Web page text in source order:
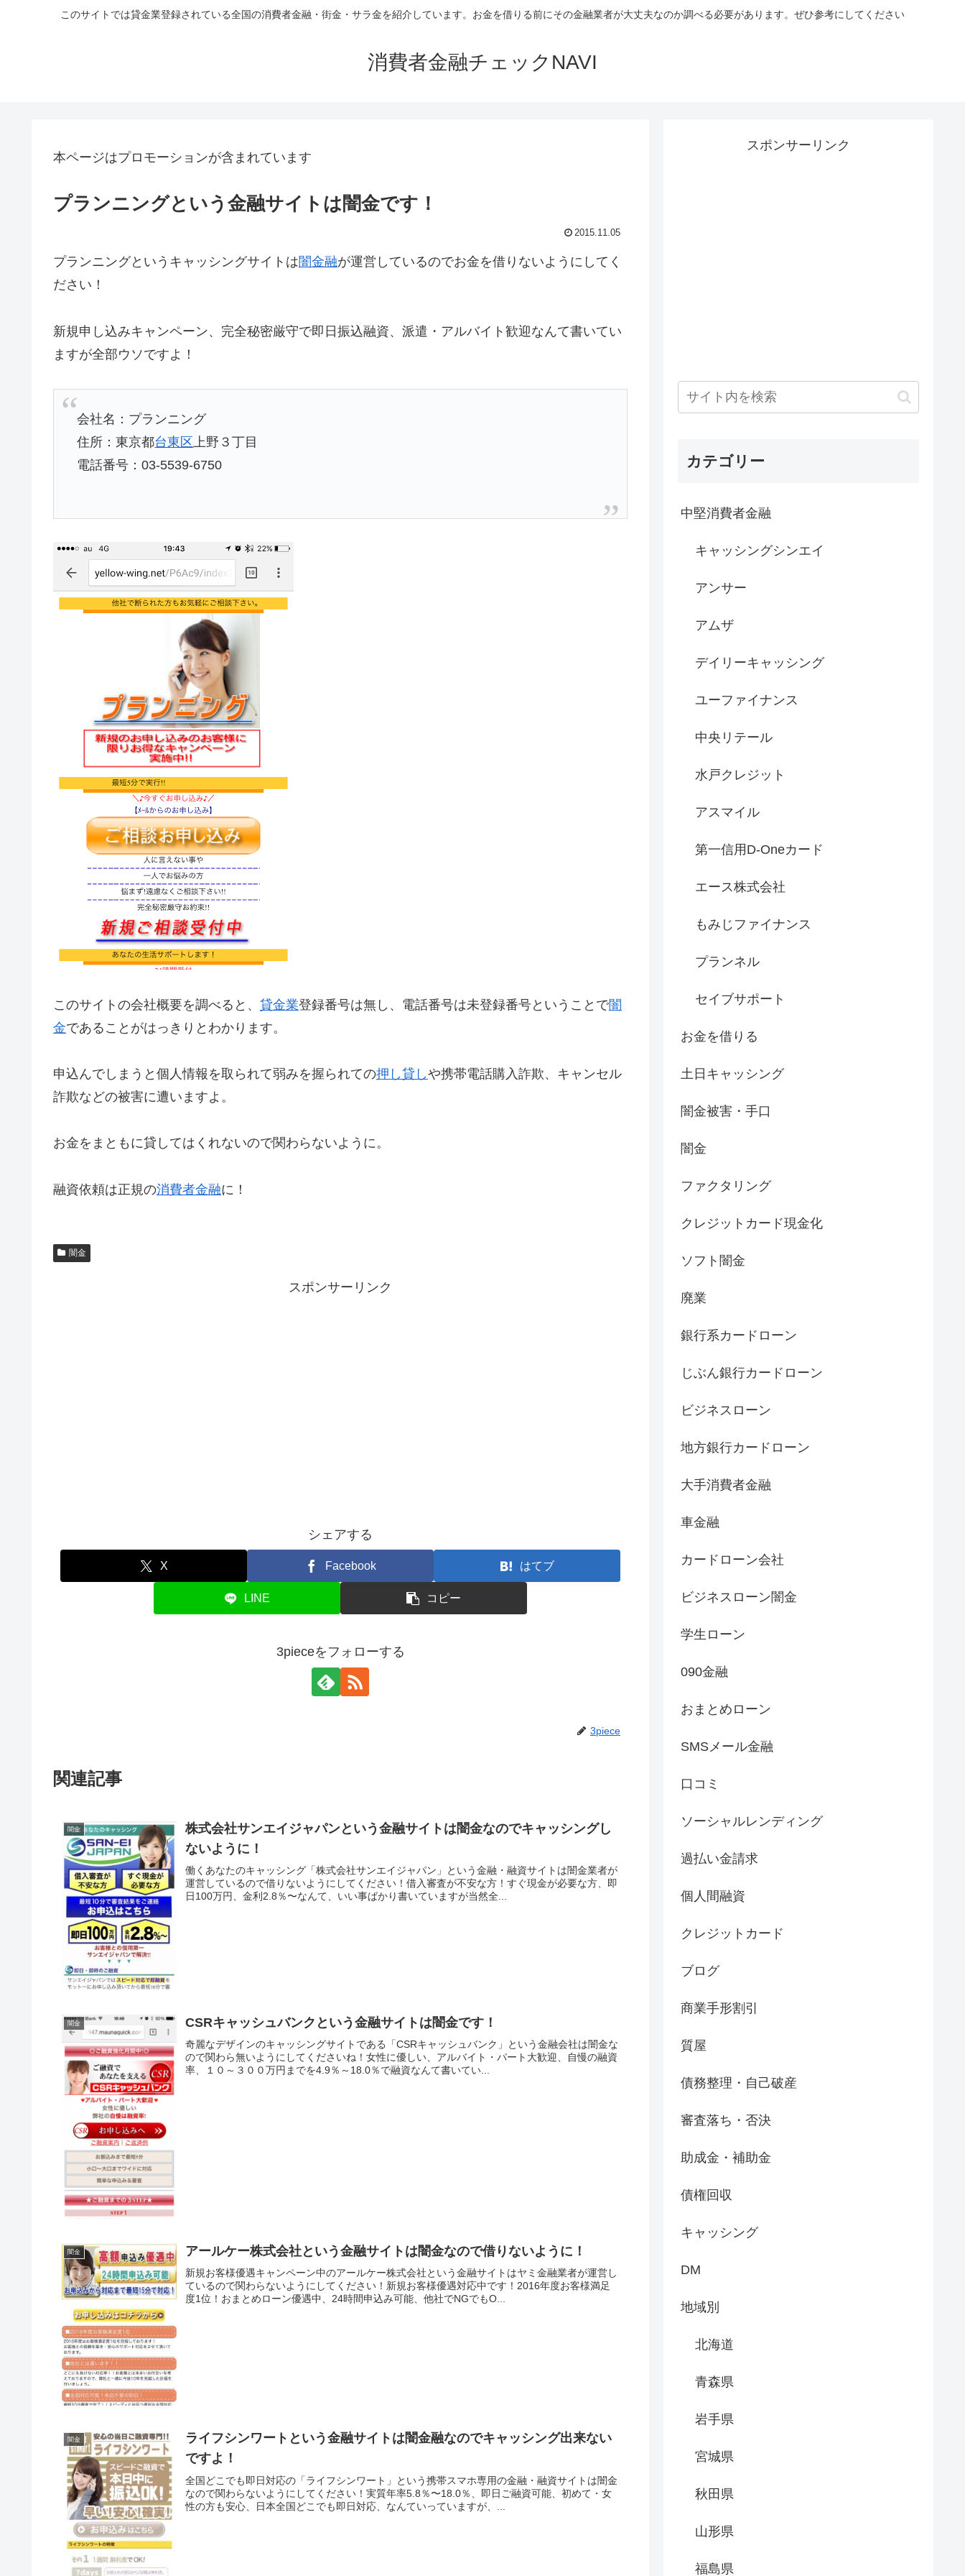
このサイトでは貸金業登録されている全国の消費者金融・街金・サラ金を紹介しています。お金を借りる前にその金融業者が大丈夫なのか調べる必要があります。ぜひ参考にしてください
消費者金融チェックNAVI
本ページはプロモーションが含まれています
プランニングという金融サイトは闇金です！
2015.11.05
プランニングというキャッシングサイトは闇金融が運営しているのでお金を借りないようにしてく
ださい！
新規申し込みキャンペーン、完全秘密厳守で即日振込融資、派遣・アルバイト歓迎なんて書いてい
ますが全部ウソですよ！
会社名：プランニング
住所：東京都台東区上野３丁目
電話番号：03-5539-6750
このサイトの会社概要を調べると、 貸金業登録番号は無し、電話番号は未登録番号ということで闇
金であることがはっきりとわかります。
申込んでしまうと個人情報を取られて弱みを握られての押し貸しや携帯電話購入詐欺、キャンセル
詐欺などの被害に遭いますよ。
お金をまともに貸してはくれないので関わらないように。
融資依頼は正規の消費者金融に！
闇金
スポンサーリンク
シェアする
X Facebook はてブ
LINE コピー
3pieceをフォローする
3piece
関連記事
闇金
株式会社サンエイジャパンという金融サイトは闇金なのでキャッシングし
ないように！
働くあなたのキャッシング「株式会社サンエイジャパン」という金融・融資サイトは闇金業者が
運営しているので借りないようにしてください！借入審査が不安な方！すぐ現金が必要な方、即
日100万円、金利2.8％〜なんて、いい事ばかり書いていますが当然全...
闇金 CSRキャッシュバンクという金融サイトは闇金です！
奇麗なデザインのキャッシングサイトである「CSRキャッシュバンク」という金融会社は闇金な
ので関わら無いようにしてくださいね！女性に優しい、アルバイト・パート大歓迎、自慢の融資
率、１０～３００万円までを4.9％～18.0％で融資なんて書いてい...
闇金 アールケー株式会社という金融サイトは闇金なので借りないように！
新規お客様優遇キャンペーン中のアールケー株式会社という金融サイトはヤミ金融業者が運営し
ているので関わらないようにしてください！新規お客様優遇対応中です！2016年度お客様満足
度1位！おまとめローン優遇中、24時間申込み可能、他社でNGでもO...
闇金
ライフシンワートという金融サイトは闇金融なのでキャッシング出来ない
ですよ！
全国どこでも即日対応の「ライフシンワート」という携帯スマホ専用の金融・融資サイトは闇金
なので関わらないようにしてください！実質年率5.8％〜18.0％、即日ご融資可能、初めて・女
性の方も安心、日本全国どこでも即日対応、なんていっていますが、...
スポンサーリンク
カテゴリー
中堅消費者金融
キャッシングシンエイ
アンサー
アムザ
デイリーキャッシング
ユーファイナンス
中央リテール
水戸クレジット
アスマイル
第一信用D-Oneカード
エース株式会社
もみじファイナンス
プランネル
セイブサポート
お金を借りる
土日キャッシング
闇金被害・手口
闇金
ファクタリング
クレジットカード現金化
ソフト闇金
廃業
銀行系カードローン
じぶん銀行カードローン
ビジネスローン
地方銀行カードローン
大手消費者金融
車金融
カードローン会社
ビジネスローン闇金
学生ローン
090金融
おまとめローン
SMSメール金融
口コミ
ソーシャルレンディング
過払い金請求
個人間融資
クレジットカード
ブログ
商業手形割引
質屋
債務整理・自己破産
審査落ち・否決
助成金・補助金
債権回収
キャッシング
DM
地域別
北海道
青森県
岩手県
宮城県
秋田県
山形県
福島県